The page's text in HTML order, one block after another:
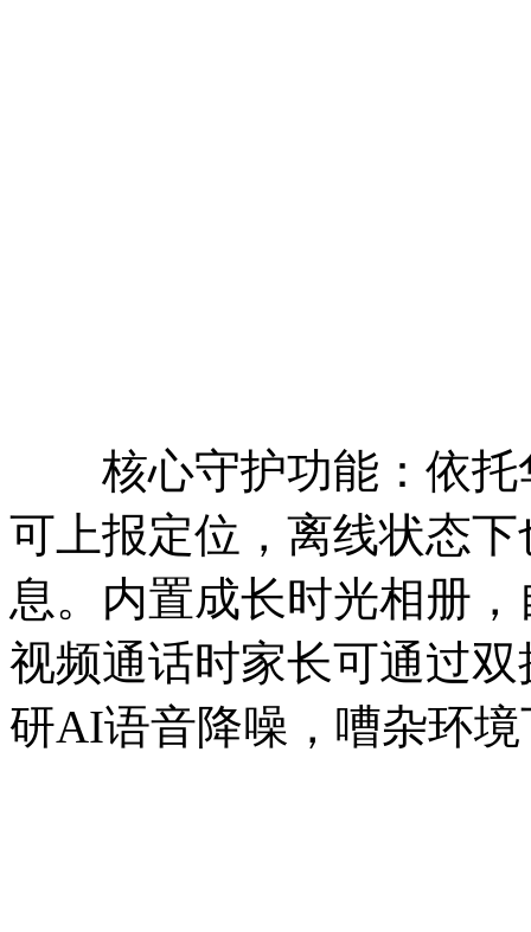
核心守护功能：依托
可上报定位，离线状态
息。内置成长时光相册
视频通话时家长可通过
研AI语音降噪，嘈杂环